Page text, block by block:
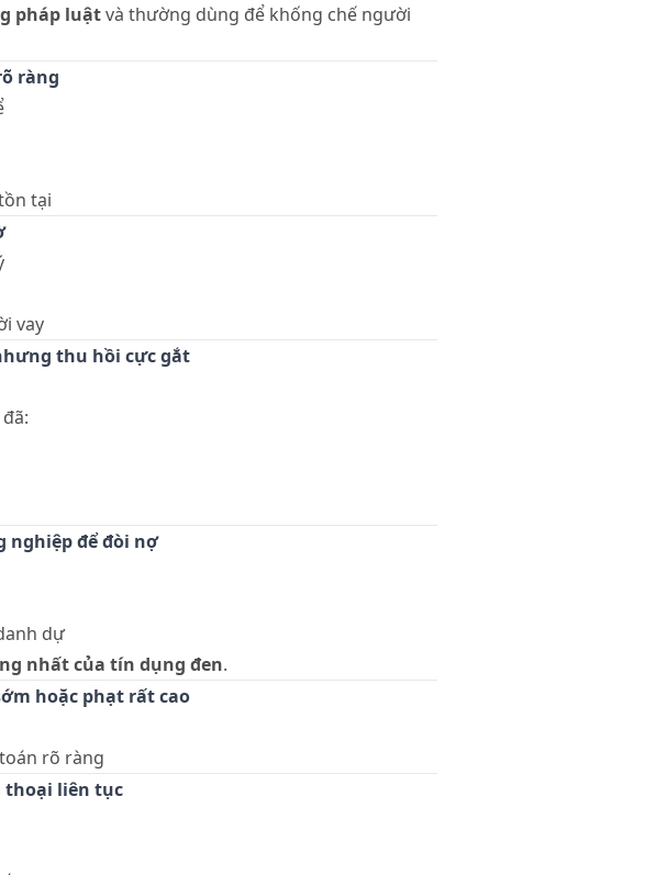
pháp luậtvà thường dùng để khống chế người
ràng
tại
vay
thu hồi cực gắt
nghiệp để đòi nợ
dự
nhất của tín dụng đen.
hoặc phạt rất cao
rõ ràng
thoại liên tục